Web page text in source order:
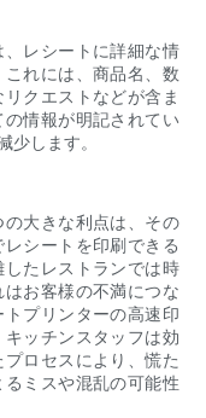
レシートに詳細な情
れには、商品名、数
クエストなどが含ま
情報が明記されてい
少します。
大きな利点は、その
シートを印刷できる
たレストランでは時
お客様の不満につな
プリンターの高速印
ッチンスタッフは効
ロセスにより、慌た
ミスや混乱の可能性